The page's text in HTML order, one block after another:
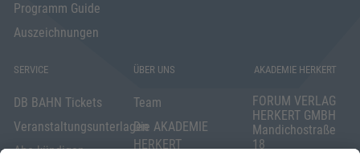
Programm Guide
Auszeichnungen
SERVICE
DB BAHN Tickets
Veranstaltungsunterlagen
Abo kündigen
ÜBER UNS
Team
Die AKADEMIE
HERKERT
AKADEMIE HERKERT
FORUM VERLAG
HERKERT GMBH
Mandichostraße
18